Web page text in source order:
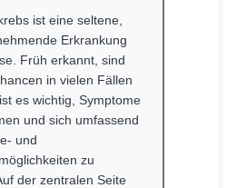
ist eine seltene,
Erkrankung
Früh erkannt, sind
in vielen Fällen
es wichtig, Symptome
und sich umfassend
und
zu
der zentralen Seite